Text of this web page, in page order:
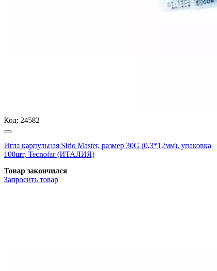
Код: 24582
Игла карпульная Sirio Master, размер 30G (0,3*12мм), упаковка
100шт, Tecnofar (ИТАЛИЯ)
Товар закончился
Запросить товар